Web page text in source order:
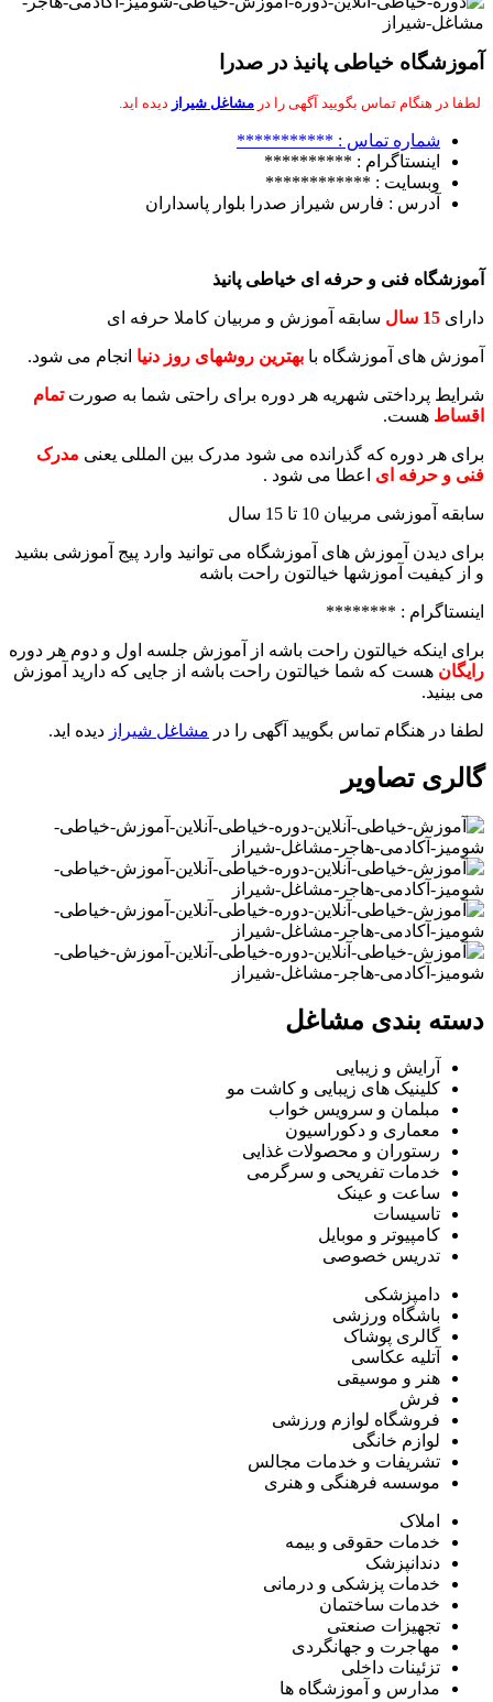
آموزشگاه خیاطی پانیذ در صدرا
لطفا در هنگام تماس بگویید آگهی را در مشاغل شیراز دیده اید.
شماره تماس : ***********
اینستاگرام : **********
وبسایت : ************
آدرس : فارس شیراز صدرا بلوار پاسداران
آموزشگاه فنی و حرفه ای خیاطی پانیذ
دارای 15 سال سابقه آموزش و مربیان کاملا حرفه ای
آموزش های آموزشگاه با بهترین روشهای روز دنیا انجام می شود.
شرایط پرداختی شهریه هر دوره برای راحتی شما به صورتتمام
اقساط هست.
برای هر دوره که گذرانده می شود مدرک بین المللی یعنی مدرک
فنی و حرفه ای اعطا می شود .
سابقه آموزشی مربیان 10 تا 15 سال
برای دیدن آموزش های آموزشگاه می توانید وارد پیج آموزشی بشید
و از کیفیت آموزشها خیالتون راحت باشه
اینستاگرام : ********
برای اینکه خیالتون راحت باشه از آموزش جلسه اول و دوم هر دوره
رایگان هست که شما خیالتون راحت باشه از جایی که دارید آموزش
می بینید.
لطفا در هنگام تماس بگویید آگهی را در مشاغل شیراز دیده اید.
گالری تصاویر
دسته بندی مشاغل
آرایش و زیبایی
کلینیک های زیبایی و کاشت مو
مبلمان و سرویس خواب
معماری و دکوراسیون
رستوران و محصولات غذایی
خدمات تفریحی و سرگرمی
ساعت و عینک
تاسیسات
کامپیوتر و موبایل
تدریس خصوصی
دامپزشکی
باشگاه ورزشی
گالری پوشاک
آتلیه عکاسی
هنر و موسیقی
فرش
فروشگاه لوازم ورزشی
لوازم خانگی
تشریفات و خدمات مجالس
موسسه فرهنگی و هنری
املاک
خدمات حقوقی و بیمه
دندانپزشک
خدمات پزشکی و درمانی
خدمات ساختمان
تجهیزات صنعتی
مهاجرت و جهانگردی
تزئینات داخلی
مدارس و آموزشگاه ها